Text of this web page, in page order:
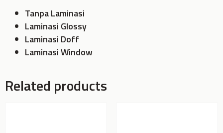
Tanpa Laminasi
Laminasi Glossy
Laminasi Doff
Laminasi Window
Related products